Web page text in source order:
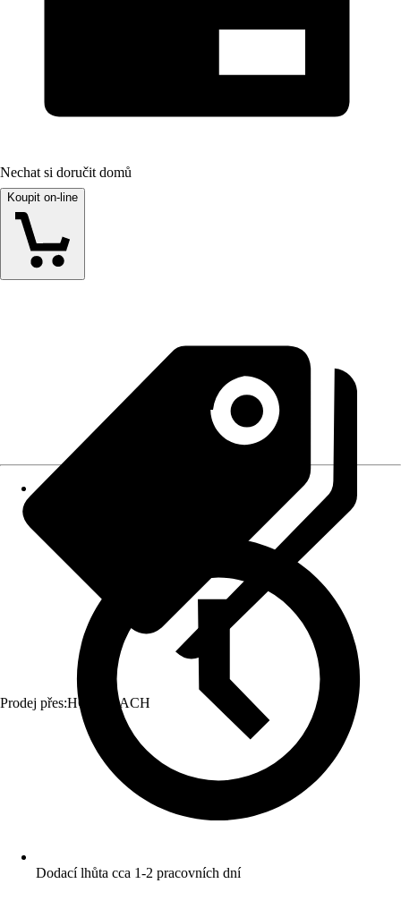
Nechat si doručit domů
Koupit on-line
Prodej přes:HORNBACH
Dodací lhůta cca 1-2 pracovních dní